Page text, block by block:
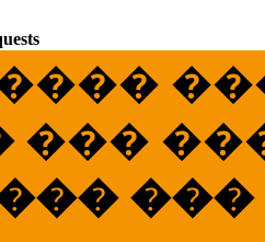
���
���